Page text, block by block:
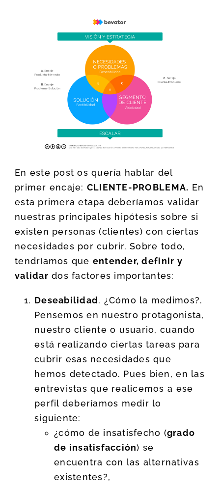
En este post os quería hablar del
primer encaje: CLIENTE-PROBLEMA. En
esta primera etapa deberíamos validar
nuestras principales hipótesis sobre si
existen personas (clientes) con ciertas
necesidades por cubrir. Sobre todo,
tendríamos que entender, definir y
validar dos factores importantes:
Deseabilidad. ¿Cómo la medimos?.
Pensemos en nuestro protagonista,
nuestro cliente o usuario, cuando
está realizando ciertas tareas para
cubrir esas necesidades que
hemos detectado. Pues bien, en las
entrevistas que realicemos a ese
perfil deberíamos medir lo
siguiente:
¿cómo de insatisfecho (grado
de insatisfacción) se
encuentra con las alternativas
existentes?,